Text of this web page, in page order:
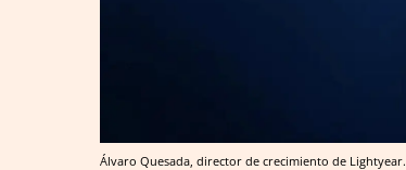
Álvaro Quesada, director de crecimiento de Lightyear.